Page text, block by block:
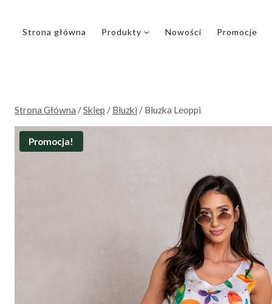
Strona główna Produkty Nowości Promocje
Strona Główna /Sklep / Bluzki / Bluzka Leoppi
Promocja!